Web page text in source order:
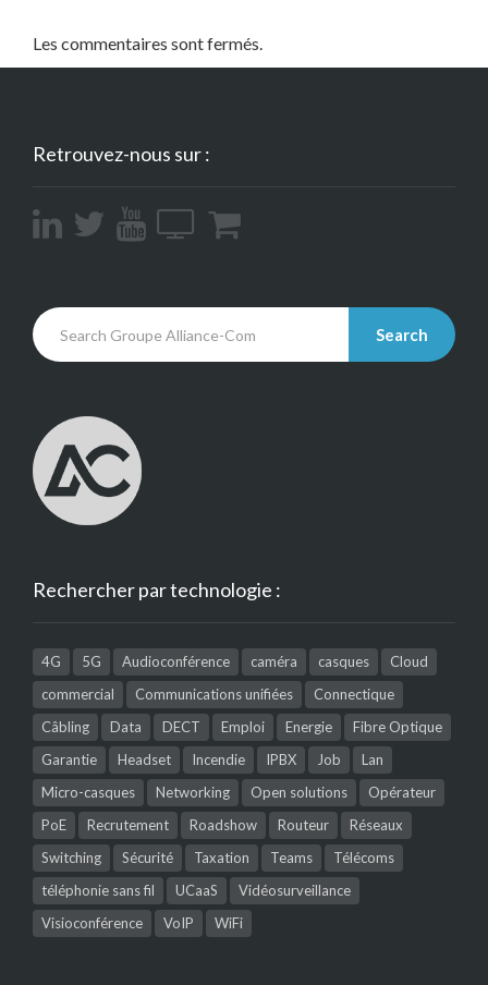
Les commentaires sont fermés.
Retrouvez-nous sur :
Search
Rechercher par technologie :
4G 5G Audioconférence caméra casques
Cloud
commercial
Communications unifiées
Connectique
Câbling
Data DECT Emploi Energie
Fibre Optique
Garantie
Headset Incendie IPBX Job
Lan
Micro-casques
Networking Open solutions
Opérateur
PoE
Recrutement Roadshow Routeur
Réseaux
Switching
Sécurité Taxation Teams
Télécoms
téléphonie sans fil
UCaaS
Vidéosurveillance
Visioconférence
VoIP WiFi